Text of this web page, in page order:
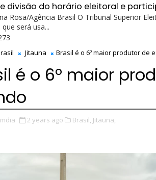
divisão do horário eleitoral e
Rosa/Agência Brasil O Tribunal Superior
será usa...
Jitauna Brasil é o 6º maior produtor de
é o 6º maior
2 years ago Brasil, Jitauna,